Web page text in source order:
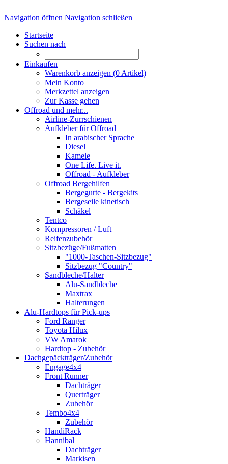
Navigation öffnen Navigation schließen
Startseite
Suchen nach
Einkaufen
Warenkorb anzeigen (0 Artikel)
Mein Konto
Merkzettel anzeigen
Zur Kasse gehen
Offroad und mehr...
Airline-Zurrschienen
Aufkleber für Offroad
In arabischer Sprache
Diesel
Kamele
One Life. Live it.
Offroad - Aufkleber
Offroad Bergehilfen
Bergegurte - Bergekits
Bergeseile kinetisch
Schäkel
Tentco
Kompressoren / Luft
Reifenzubehör
Sitzbezüge/Fußmatten
"1000-Taschen-Sitzbezug"
Sitzbezug "Country"
Sandbleche/Halter
Alu-Sandbleche
Maxtrax
Halterungen
Alu-Hardtops für Pick-ups
Ford Ranger
Toyota Hilux
VW Amarok
Hardtop - Zubehör
Dachgepäckträger/Zubehör
Engage4x4
Front Runner
Dachträger
Querträger
Zubehör
Tembo4x4
Zubehör
HandiRack
Hannibal
Dachträger
Markisen